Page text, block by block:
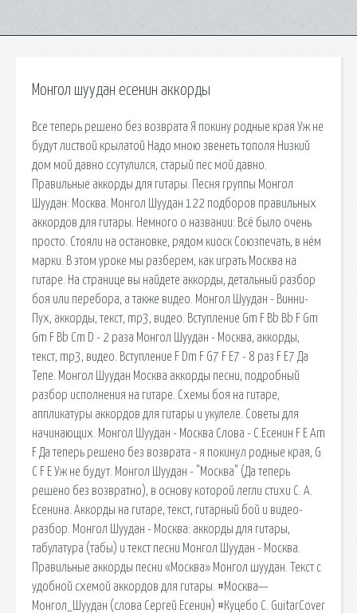
Монгол шуудан есенин аккорды
Все теперь решено без возврата Я покину родные края Уж не
будут листвой крылатой Надо мною звенеть тополя Низкий
дом мой давно ссутулился, старый пес мой давно.
Правильные аккорды для гитары. Песня группы Монгол
Шуудан: Москва. Монгол Шуудан 122 подборов правильных
аккордов для гитары. Немного о названии: Всё было очень
просто. Стояли на остановке, рядом киоск Союзпечать, в нём
марки. В этом уроке мы разберем, как играть Москва на
гитаре. На странице вы найдете аккорды, детальный разбор
боя или перебора, а также видео. Монгол Шуудан - Винни-
Пух, аккорды, текст, mp3, видео. Вступление Gm F Bb Bb F Gm
Gm F Bb Cm D - 2 раза Монгол Шуудан - Москва, аккорды,
текст, mp3, видео. Вступление F Dm F G7 F E7 - 8 раз F E7 Да
Тепе. Монгол Шуудан Москва аккорды песни, подробный
разбор исполнения на гитаре. Схемы боя на гитаре,
аппликатуры аккордов для гитары и укулеле. Советы для
начинающих. Монгол Шуудан - Москва Слова - С.Есенин F E Am
F Да тепеpь pешено без возвpата - я покинyл pодные кpая, G
C F E Уж не бyдyт. Монгол Шуудан - "Москва" (Да теперь
решено без возвратно), в основу которой легли стихи С. А.
Есенина. Аккорды на гитаре, текст, гитарный бой и видео-
разбор. Монгол Шуудан - Москва: аккорды для гитары,
табулатура (табы) и текст песни Монгол Шуудан - Москва.
Правильные аккорды песни «Москва» Монгол шуудан. Текст с
удобной схемой аккордов для гитары. #Москва—
Монгол_Шуудан (слова Сергей Есенин) #Куцебо С. GuitarCover